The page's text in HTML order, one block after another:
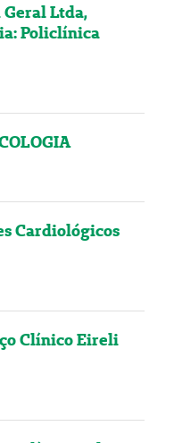
Ltda,
Policlínica
Cardiológicos
Clínico Eireli